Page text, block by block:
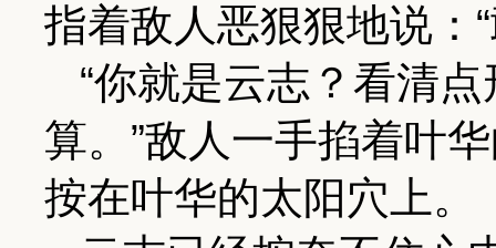
指着敌人恶狠狠地说：
“你就是云志？看清
算。”敌人一手掐着叶
按在叶华的太阳穴上。